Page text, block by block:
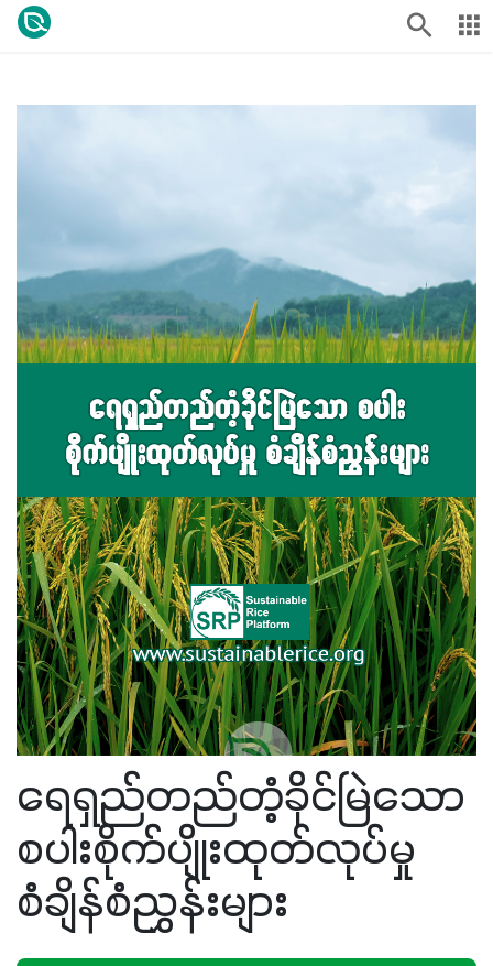
ရေရှည်တည်တံ့ခိုင်မြဲသော
စပါးစိုက်ပျိုးထုတ်လုပ်မှု
စံချိန်စံညွှန်းများ